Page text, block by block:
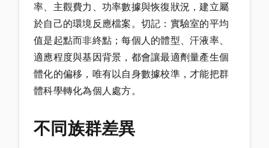
率、主觀費力、功率數據與恢復狀況，建立屬
於自己的環境反應檔案。切記：實驗室的平均
值是起點而非終點；每個人的體型、汗液率、
適應程度與基因背景，都會讓最適劑量產生個
體化的偏移，唯有以自身數據校準，才能把群
體科學轉化為個人處方。
不同族群差異